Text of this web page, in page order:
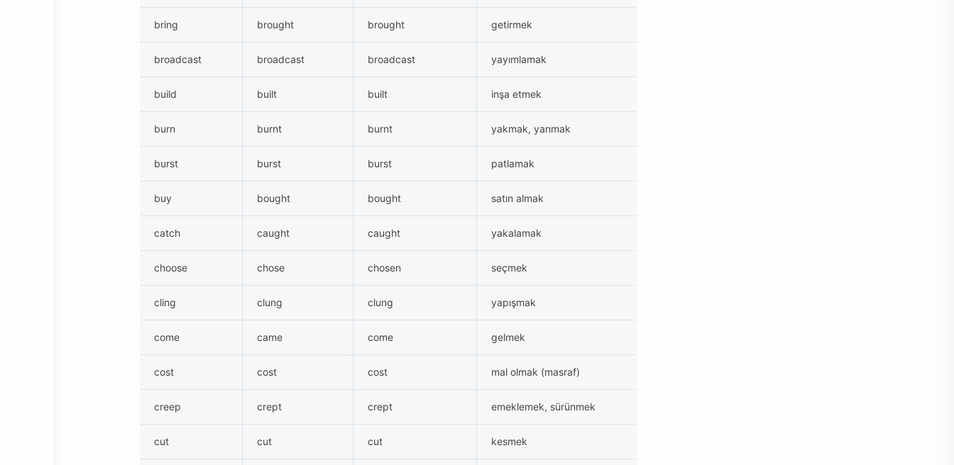
bring brought brought getirmek
broadcast broadcast broadcast yayımlamak
build built built inşa etmek
burn burnt burnt yakmak, yanmak
burst burst burst patlamak
buy bought bought satın almak
catch caught caught yakalamak
choose chose chosen seçmek
cling clung clung yapışmak
come came come gelmek
cost cost cost mal olmak (masraf)
creep crept crept emeklemek, sürünmek
cut cut cut kesmek